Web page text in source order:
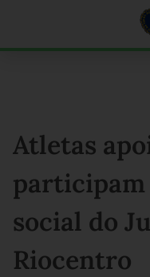
Atletas
social do
Riocentro